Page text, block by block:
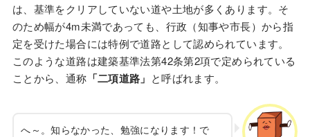
は、基準をクリアしていない道や土地が多くあります。そ
のため幅が4m未満であっても、行政（知事や市長）から指
定を受けた場合には特例で道路として認められています。
このような道路は建築基準法第42条第2項で定められている
ことから、通称 「二項道路」 と呼ばれます。
へ～。知らなかった、勉強になります！で